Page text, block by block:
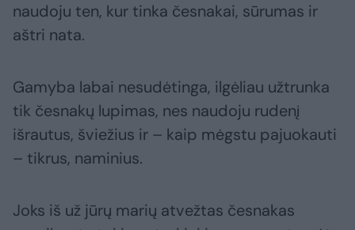
naudoju ten, kur tinka česnakai, sūrumas ir
aštri nata.
Gamyba labai nesudėtinga, ilgėliau užtrunka
tik česnakų lupimas, nes naudoju rudenį
išrautus, šviežius ir – kaip mėgstu pajuokauti
– tikrus, naminius.
Joks iš už jūrų marių atvežtas česnakas